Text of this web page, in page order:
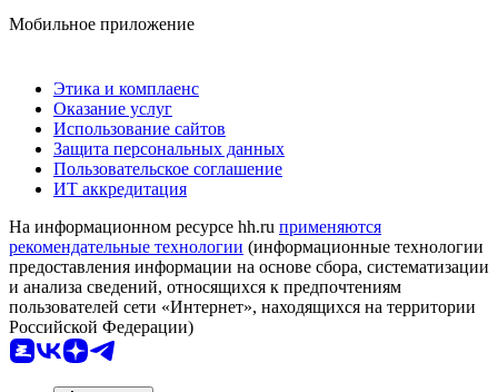
Мобильное приложение
Этика и комплаенс
Оказание услуг
Использование сайтов
Защита персональных данных
Пользовательское соглашение
ИТ аккредитация
На информационном ресурсе hh.ru применяются
рекомендательные технологии (информационные технологии
предоставления информации на основе сбора, систематизации
и анализа сведений, относящихся к предпочтениям
пользователей сети «Интернет», находящихся на территории
Российской Федерации)